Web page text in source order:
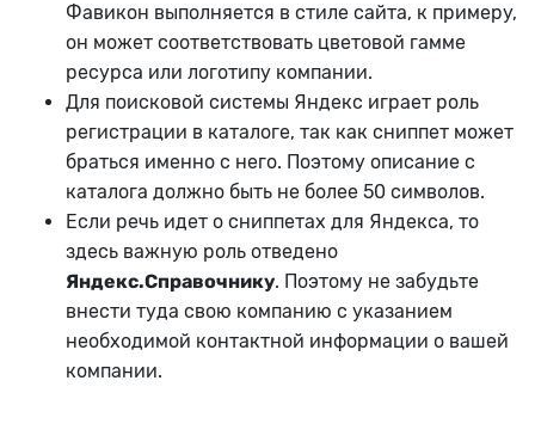
Фавикон выполняется в стиле сайта, к примеру,
он может соответствовать цветовой гамме
ресурса или логотипу компании.
Для поисковой системы Яндекс играет роль
регистрации в каталоге, так как сниппет может
браться именно с него. Поэтому описание с
каталога должно быть не более 50 символов.
Если речь идет о сниппетах для Яндекса, то
здесь важную роль отведено
Яндекс.Справочнику. Поэтому не забудьте
внести туда свою компанию с указанием
необходимой контактной информации о вашей
компании.